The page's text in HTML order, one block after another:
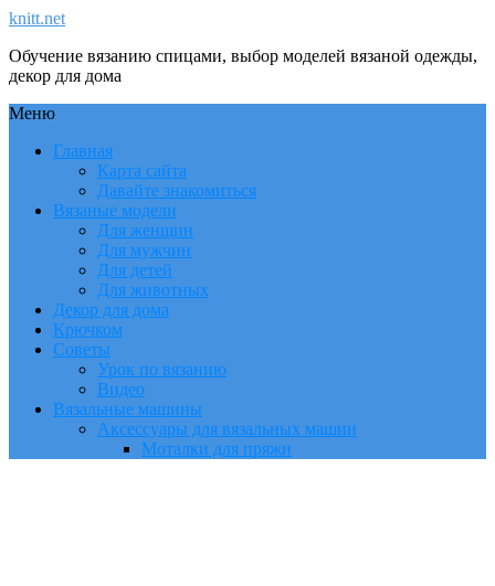
knitt.net
Обучение вязанию спицами, выбор моделей вязаной одежды,
декор для дома
Меню
Главная
Карта сайта
Давайте знакомиться
Вязаные модели
Для женщин
Для мужчин
Для детей
Для животных
Декор для дома
Крючком
Советы
Урок по вязанию
Видео
Вязальные машины
Аксессуары для вязальных машин
Моталки для пряжи